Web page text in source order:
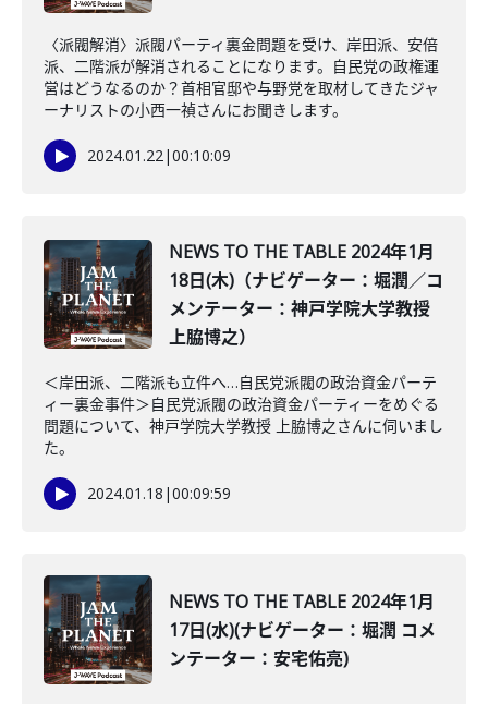
〈派閥解消〉派閥パーティ裏金問題を受け、岸田派、安倍
派、二階派が解消されることになります。自民党の政権運
営はどうなるのか？首相官邸や与野党を取材してきたジャ
ーナリストの小西一禎さんにお聞きします。
2024.01.22|00:10:09
NEWS TO THE TABLE 2024年1月
18日(木)（ナビゲーター：堀潤／コ
メンテーター：神戸学院大学教授
上脇博之）
＜岸田派、二階派も立件へ…自民党派閥の政治資金パーテ
ィー裏金事件＞自民党派閥の政治資金パーティーをめぐる
問題について、神戸学院大学教授 上脇博之さんに伺いまし
た。
2024.01.18 |00:09:59
NEWS TO THE TABLE 2024年1月
17日(水)(ナビゲーター：堀潤 コメ
ンテーター：安宅佑亮)